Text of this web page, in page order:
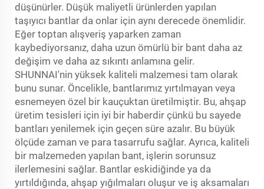
düşünürler. Düşük maliyetli ürünlerden yapılan
taşıyıcı bantlar da onlar için aynı derecede önemlidir.
Eğer toptan alışveriş yaparken zaman
kaybediyorsanız, daha uzun ömürlü bir bant daha az
değişim ve daha az sıkıntı anlamına gelir.
SHUNNAI'nin yüksek kaliteli malzemesi tam olarak
bunu sunar. Öncelikle, bantlarımız yırtılmayan veya
esnemeyen özel bir kauçuktan üretilmiştir. Bu, ahşap
üretim tesisleri için iyi bir haberdir çünkü bu sayede
bantları yenilemek için geçen süre azalır. Bu büyük
ölçüde zaman ve para tasarrufu sağlar. Ayrıca, kaliteli
bir malzemeden yapılan bant, işlerin sorunsuz
ilerlemesini sağlar. Bantlar eskidiğinde ya da
yırtıldığında, ahşap yığılmaları oluşur ve iş aksamaları